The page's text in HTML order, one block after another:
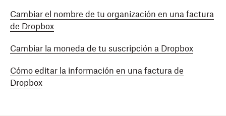
Cambiar el nombre de tu organización en una factura
de Dropbox
Cambiar la moneda de tu suscripción a Dropbox
Cómo editar la información en una factura de
Dropbox